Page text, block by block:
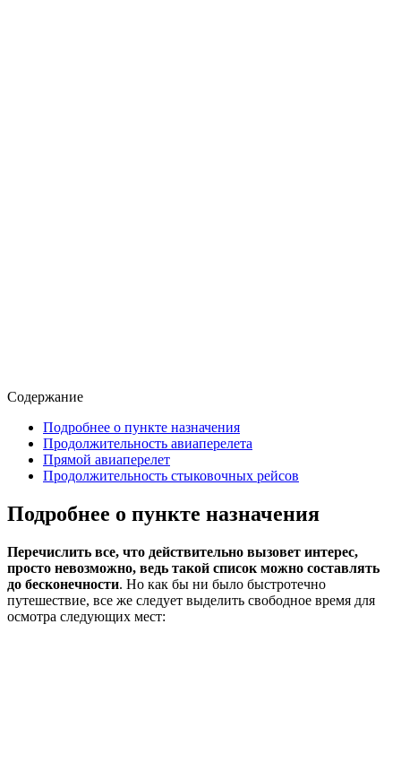
Содержание
Подробнее о пункте назначения
Продолжительность авиаперелета
Прямой авиаперелет
Продолжительность стыковочных рейсов
Подробнее о пункте назначения
Перечислить все, что действительно вызовет интерес,
просто невозможно, ведь такой список можно составлять
до бесконечности. Но как бы ни было быстротечно
путешествие, все же следует выделить свободное время для
осмотра следующих мест: